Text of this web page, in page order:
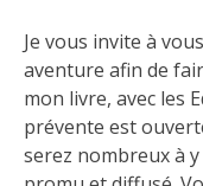
Je vous invite à
aventure afin de
mon livre, avec les
prévente est
serez nombreux à